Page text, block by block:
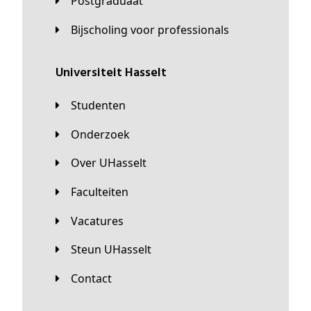
Bijscholing voor professionals
universiteit Hasselt
Studenten
Onderzoek
Over UHasselt
Faculteiten
Vacatures
Steun UHasselt
Contact